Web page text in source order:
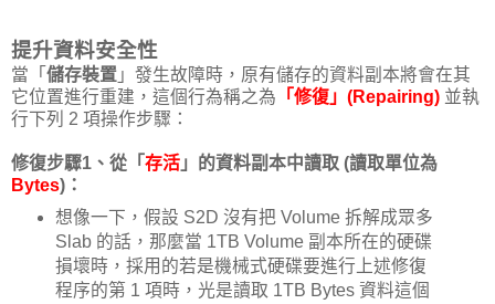
提升資料安全性
當「 儲存裝置 」發生故障時，原有儲存的資料副本將會在其
它位置進行重建，這個行為稱之為 「修復」(Repairing) 並執
行下列 2 項操作步驟：
修復步驟1、從「 存活 」的資料副本中讀取 (讀取單位為
Bytes)：
想像一下，假設 S2D 沒有把 Volume 拆解成眾多
Slab 的話，那麼當 1TB Volume 副本所在的硬碟
損壞時，採用的若是機械式硬碟要進行上述修復
程序的第 1 項時，光是讀取 1TB Bytes 資料這個